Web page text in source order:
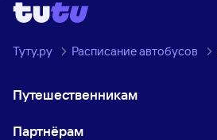
Туту.ру Расписание автобусов
Путешественникам
Партнёрам